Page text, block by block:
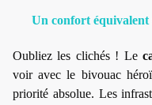
Un confort équivalent
Oubliez les clichés ! Le
voir avec le bivouac
priorité absolue. Les